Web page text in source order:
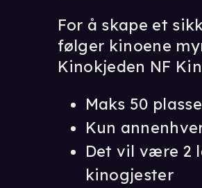
For å skape et
følger kinoene
Kinokjeden NF
Maks 50
Kun
Det vil være 2
kinogjester